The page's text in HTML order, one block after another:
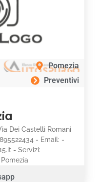
Pomezia
Preventivi
Dei Castelli Romani
- Email: -
- Servizi: